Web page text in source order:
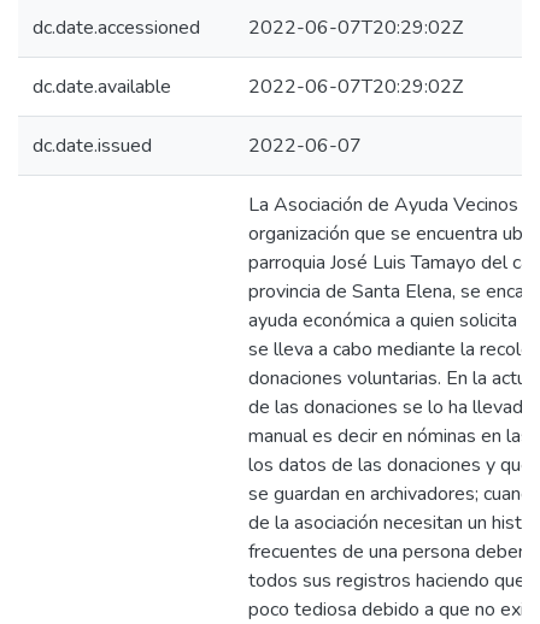
dc.date.accessioned 2022-06-07T20:29:02Z
dc.date.available 2022-06-07T20:29:02Z
dc.date.issued 2022-06-07
La Asociación de Ayuda Vecinos
organización que se encuentra
parroquia José Luis Tamayo del
provincia de Santa Elena, se
ayuda económica a quien solicita
se lleva a cabo mediante la
donaciones voluntarias. En la
de las donaciones se lo ha llevado
manual es decir en nóminas en las
los datos de las donaciones y
se guardan en archivadores;
de la asociación necesitan un
frecuentes de una persona deben
todos sus registros haciendo que
poco tediosa debido a que no